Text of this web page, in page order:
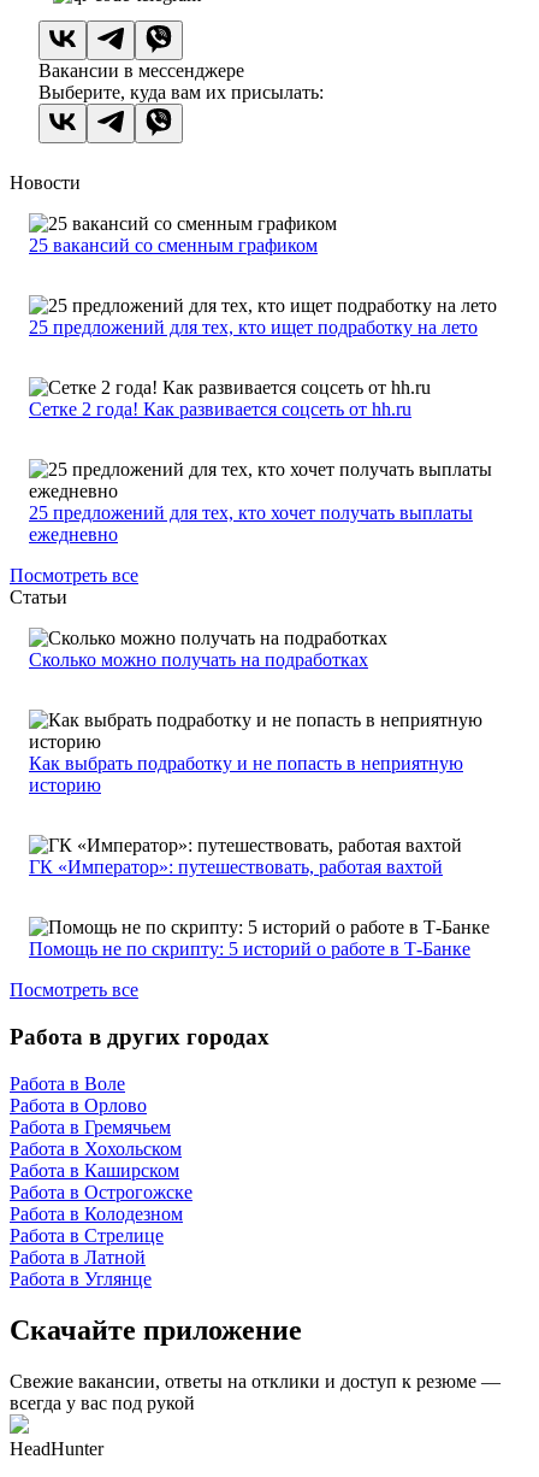
Вакансии в мессенджере
Выберите, куда вам их присылать:
Новости
25 вакансий со сменным графиком
25 предложений для тех, кто ищет подработку на лето
Сетке 2 года! Как развивается соцсеть от hh.ru
25 предложений для тех, кто хочет получать выплаты
ежедневно
Посмотреть все
Статьи
Сколько можно получать на подработках
Как выбрать подработку и не попасть в неприятную
историю
ГК «Император»: путешествовать, работая вахтой
Помощь не по скрипту: 5 историй о работе в Т-Банке
Посмотреть все
Работа в других городах
Работа в Воле
Работа в Орлово
Работа в Гремячьем
Работа в Хохольском
Работа в Каширском
Работа в Острогожске
Работа в Колодезном
Работа в Стрелице
Работа в Латной
Работа в Углянце
Скачайте приложение
Свежие вакансии, ответы на отклики и доступ к резюме —
всегда у вас под рукой
HeadHunter